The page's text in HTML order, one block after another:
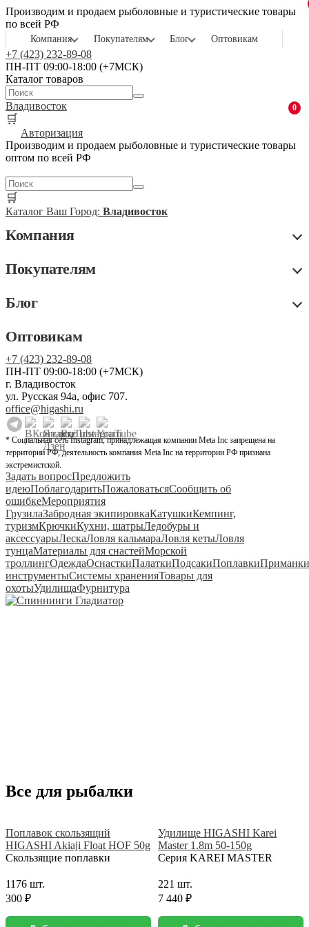
Производим и продаем рыболовные и туристические товары
по всей РФ
Компания Покупателям Блог Оптовикам
+7 (423) 232-89-08
ПН-ПТ 09:00-18:00 (+7МСК)
Каталог товаров
Владивосток
🛒
0
Авторизация
Производим и продаем рыболовные и туристические товары
оптом по всей РФ
🛒
Каталог Ваш Город: Владивосток
Компания
Покупателям
Блог
Оптовикам
+7 (423) 232-89-08
ПН-ПТ 09:00-18:00 (+7МСК)
г. Владивосток
ул. Русская 94а, офис 707.
office@higashi.ru
* Социальная сеть Instagram, принадлежащая компании Meta Inc запрещена на
территории РФ, деятельность компания Meta Inc на территории РФ признана
экстремистской.
Задать вопросПредложить
идеюПоблагодаритьПожаловатьсяСообщить об
ошибкеМероприятия
ГрузилаЗабродная экипировкаКатушкиКемпинг,
туризмКрючкиКухни, шатрыЛедобуры и
аксессуарыЛескаЛовля кальмараЛовля кетыЛовля
тунцаМатериалы для снастейМорской
троллингОдеждаОснасткиПалаткиПодсакиПоплавкиПриманки
инструментыСистемы храненияТовары для
охотыУдилищаФурнитура
Все для рыбалки
Поплавок скользящий
HIGASHI Akiaji Float HOF 50g
Скользящие поплавки
1176 шт.
300 ₽
Удилище HIGASHI Karei
Master 1.8m 50-150g
Серия KAREI MASTER
221 шт.
7 440 ₽